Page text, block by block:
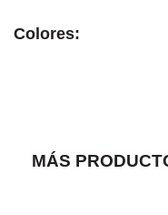
Colores:
MÁS